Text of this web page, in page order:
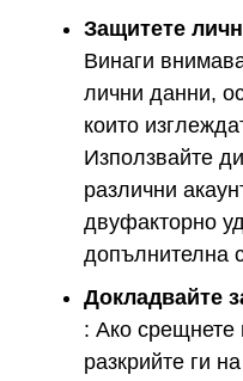
Защитете
Винаги
лични данни,
които
Използвайте
различни
двуфакторно
допълнителна
Докладвайте
: Ако срещнете
разкрийте ги